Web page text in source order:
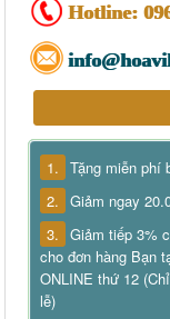
Hotline:
1. Tặng miễn phí
2. Giảm ngay
3. Giảm tiếp 3%
cho đơn hàng Bạn
ONLINE thứ 12
lễ)